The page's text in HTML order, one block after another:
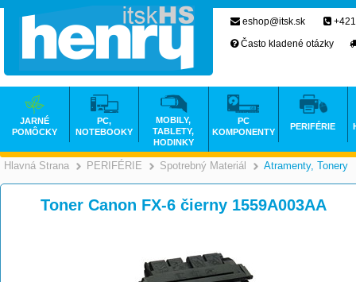
Hlavná Strana PERIFÉRIE Spotrebný Materiál Atramenty, Tonery
Toner Canon FX-6 čierny 1559A003AA
eshop@itsk.sk
Často kladené otázky
JARNÉ
POMÔCKY
PC,
NOTEBOOKY
MOBILY,
TABLETY,
HODINKY
PC
KOMPONENTY
PERIFÉRIE